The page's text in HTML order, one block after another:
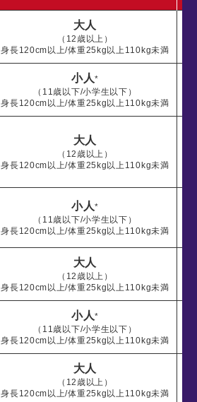
大人
（12歳以上）
身長120cm以上/体重25kg以上110kg未満
小人*
（11歳以下/小学生以下）
身長120cm以上/体重25kg以上110kg未満
大人
（12歳以上）
身長120cm以上/体重25kg以上110kg未満
小人*
（11歳以下/小学生以下）
身長120cm以上/体重25kg以上110kg未満
大人
（12歳以上）
身長120cm以上/体重25kg以上110kg未満
小人*
（11歳以下/小学生以下）
身長120cm以上/体重25kg以上110kg未満
大人
（12歳以上）
身長120cm以上/体重25kg以上110kg未満